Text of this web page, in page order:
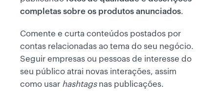
completas sobre os produtos anunciados.
Comente e curta conteúdos postados por
contas relacionadas ao tema do seu negócio.
Seguir empresas ou pessoas de interesse do
seu público atrai novas interações, assim
como usar hashtags nas publicações.